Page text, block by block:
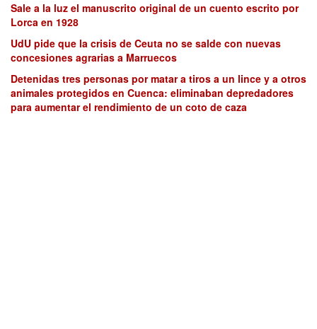
Sale a la luz el manuscrito original de un cuento escrito por
Lorca en 1928
UdU pide que la crisis de Ceuta no se salde con nuevas
concesiones agrarias a Marruecos
Detenidas tres personas por matar a tiros a un lince y a otros
animales protegidos en Cuenca: eliminaban depredadores
para aumentar el rendimiento de un coto de caza